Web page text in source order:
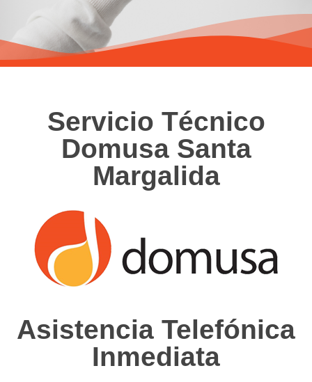
Servicio Técnico
Domusa Santa
Margalida
Asistencia Telefónica
Inmediata